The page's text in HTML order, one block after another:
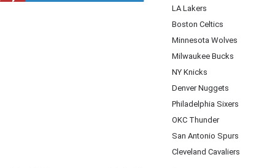
LA Lakers
Boston Celtics
Minnesota Wolves
Milwaukee Bucks
NY Knicks
Denver Nuggets
Philadelphia Sixers
OKC Thunder
San Antonio Spurs
Cleveland Cavaliers